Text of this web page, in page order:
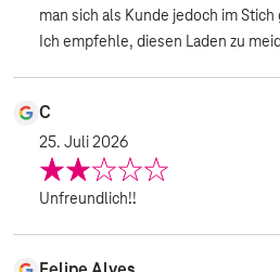
man sich als Kunde jedoch im
Ich empfehle, diesen Laden zu
C
25. Juli 2026
Unfreundlich!!